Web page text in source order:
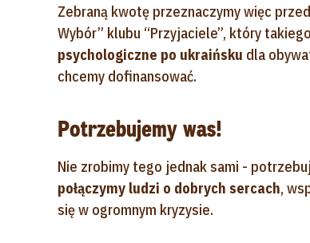
Zebraną kwotę przeznaczymy więc
Wybór” klubu “Przyjaciele”, który
psychologiczne po ukraińsku dla
chcemy dofinansować.
Potrzebujemy was!
Nie zrobimy tego jednak sami -
połączymy ludzi o dobrych sercach,
się w ogromnym kryzysie.